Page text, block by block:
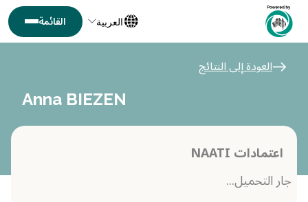
العربية
العودة إلى النتائج
Anna BIEZEN
اعتمادات NAATI
جار التحميل...